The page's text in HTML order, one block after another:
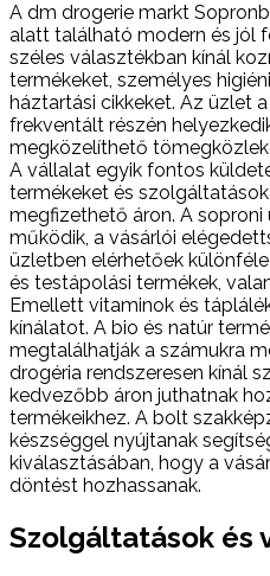
A dm drogerie markt
alatt található modern és jól
széles választékban kínál
termékeket, személyes
háztartási cikkeket. Az üzlet
frekventált részén
megközelíthető
A vállalat egyik fontos
termékeket és
megfizethető áron. A
működik, a vásárlói
üzletben elérhetőek
és testápolási termékek,
Emellett vitaminok és
kínálatot. A bio és natúr
megtalálhatják a számukra
drogéria rendszeresen kínál
kedvezőbb áron juthatnak
termékeikhez. A bolt
készséggel nyújtanak
kiválasztásában, hogy a
döntést hozhassanak.
Szolgáltatások és